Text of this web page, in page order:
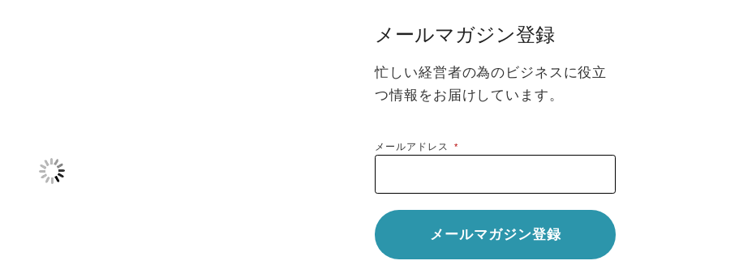
メールマガジン登録
忙しい経営者の為のビジネスに役立
つ情報をお届けしています。
メールアドレス*